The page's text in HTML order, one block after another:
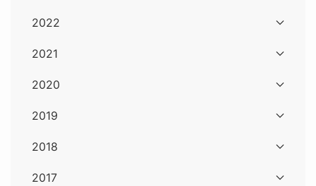
2022
2021
2020
2019
2018
2017